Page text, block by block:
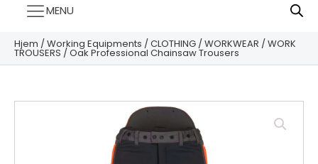
MENU
Hjem /Working Equipments /CLOTHING /WORKWEAR /WORK
TROUSERS / Oak Professional Chainsaw Trousers